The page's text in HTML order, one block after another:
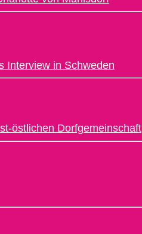
Interview in Schweden
östlichen Dorfgemeinschaft